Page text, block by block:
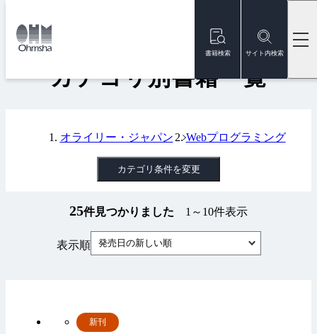
書籍検索 サイト内検索
トップ
カテゴリ別書籍一覧
オライリー・ジャパン Webプログラミング
カテゴリ条件を変更
25件見つかりました 1～10件表示
表示順 発売日の新しい順
新刊